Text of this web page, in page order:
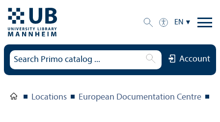
EN
Account
Locations European Documentation Centre